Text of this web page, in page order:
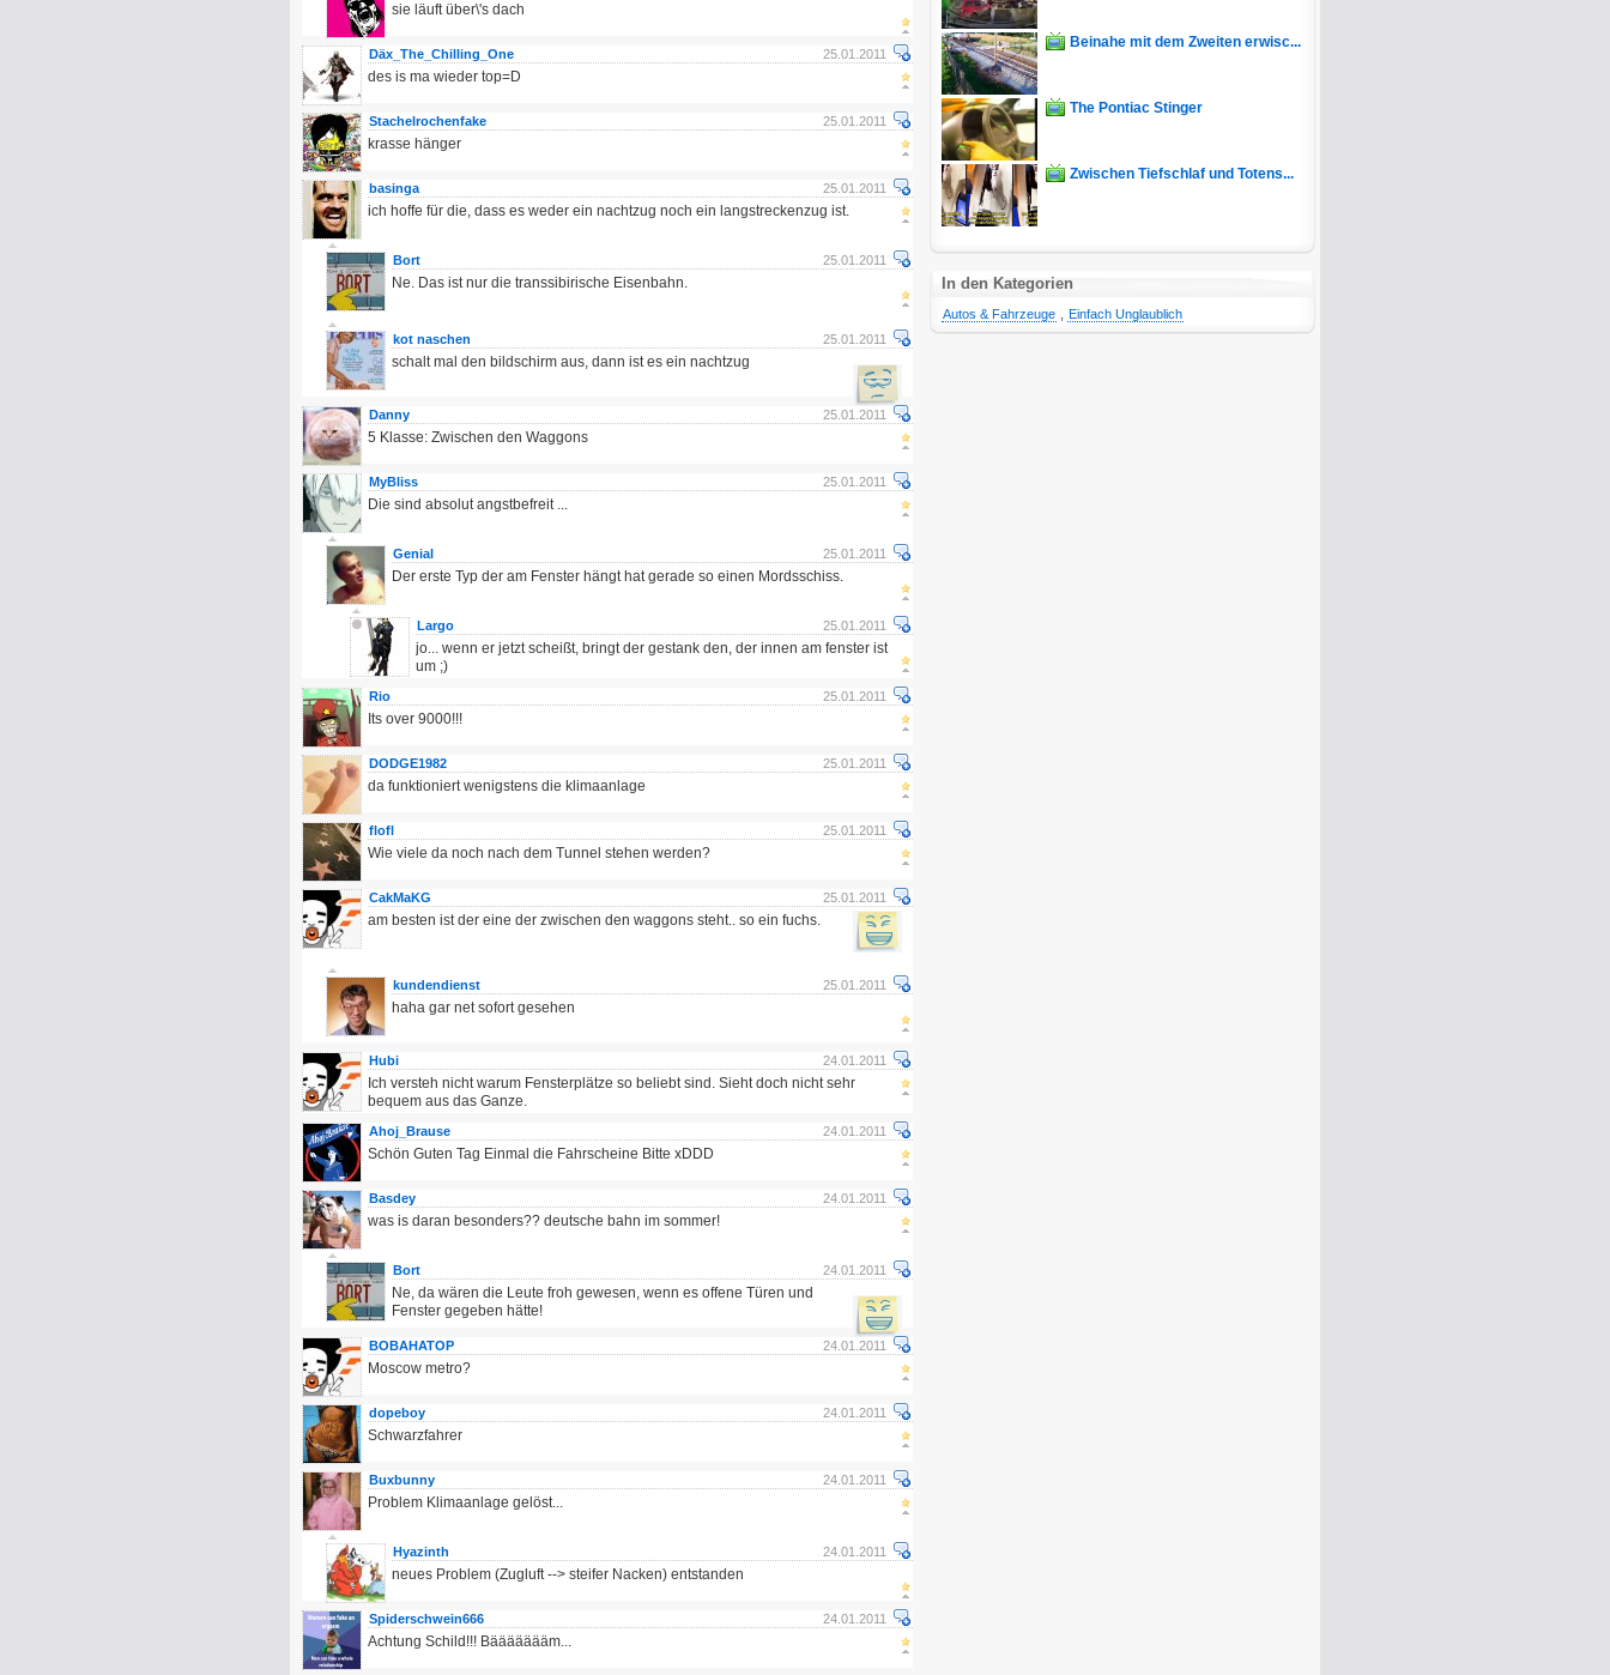
sie läuft über\'s dach
25.01.2011
Däx_The_Chilling_One
des is ma wieder top=D
25.01.2011
Stachelrochenfake
krasse hänger
25.01.2011
basinga
ich hoffe für die, dass es weder ein nachtzug noch ein langstreckenzug ist.
25.01.2011
Bort
Ne. Das ist nur die transsibirische Eisenbahn.
25.01.2011
kot naschen
schalt mal den bildschirm aus, dann ist es ein nachtzug
25.01.2011
Danny
5 Klasse: Zwischen den Waggons
25.01.2011
MyBliss
Die sind absolut angstbefreit ...
25.01.2011
Genial
Der erste Typ der am Fenster hängt hat gerade so einen Mordsschiss.
25.01.2011
Largo
jo... wenn er jetzt scheißt, bringt der gestank den, der innen am fenster ist
um ;)
25.01.2011
Rio
Its over 9000!!!
25.01.2011
DODGE1982
da funktioniert wenigstens die klimaanlage
25.01.2011
flofl
Wie viele da noch nach dem Tunnel stehen werden?
25.01.2011
CakMaKG
am besten ist der eine der zwischen den waggons steht.. so ein fuchs.
25.01.2011
kundendienst
haha gar net sofort gesehen
24.01.2011
Hubi
Ich versteh nicht warum Fensterplätze so beliebt sind. Sieht doch nicht sehr
bequem aus das Ganze.
24.01.2011
Ahoj_Brause
Schön Guten Tag Einmal die Fahrscheine Bitte xDDD
24.01.2011
Basdey
was is daran besonders?? deutsche bahn im sommer!
24.01.2011
Bort
Ne, da wären die Leute froh gewesen, wenn es offene Türen und
Fenster gegeben hätte!
24.01.2011
BOBAHATOP
Moscow metro?
24.01.2011
dopeboy
Schwarzfahrer
24.01.2011
Buxbunny
Problem Klimaanlage gelöst...
24.01.2011
Hyazinth
neues Problem (Zugluft --> steifer Nacken) entstanden
24.01.2011
Spiderschwein666
Achtung Schild!!! Bäääääääm...
Beinahe mit dem Zweiten erwisc...
The Pontiac Stinger
Zwischen Tiefschlaf und Totens...
In den Kategorien
Autos & Fahrzeuge Einfach Unglaublich